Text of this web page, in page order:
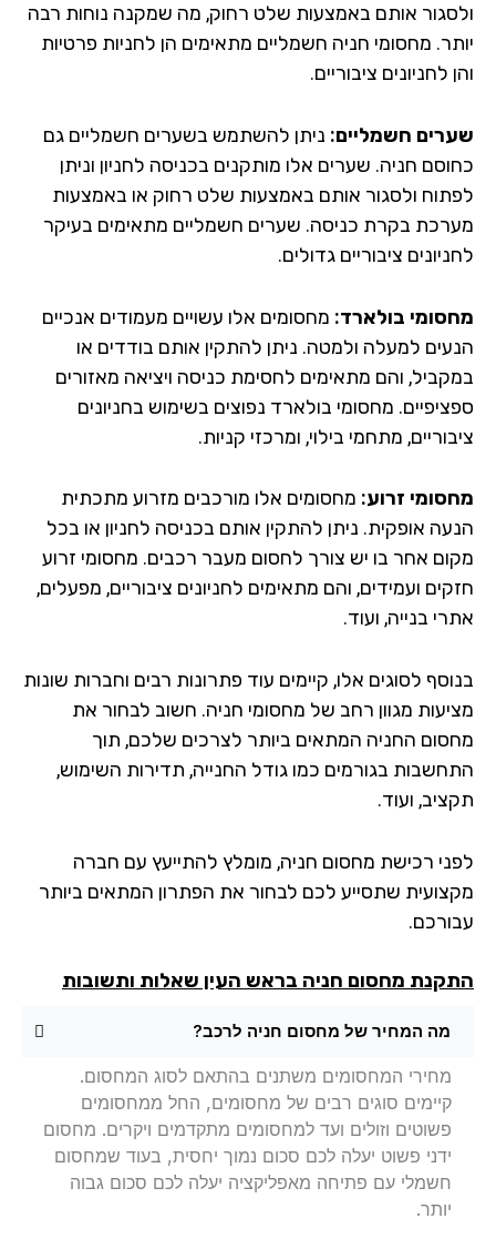
אותם באמצעות שלט רחוק, מה שמקנה נוחות רבה
מחסומי חניה חשמליים מתאימים הן לחניות פרטיות
לחניונים ציבוריים.
חשמליים:ניתן להשתמש בשערים חשמליים גם
חניה. שערים אלו מותקנים בכניסה לחניון וניתן
ולסגור אותם באמצעות שלט רחוק או באמצעות
בקרת כניסה. שערים חשמליים מתאימים בעיקר
ציבוריים גדולים.
בולארד:מחסומים אלו עשויים מעמודים אנכיים
למעלה ולמטה. ניתן להתקין אותם בודדים או
והם מתאימים לחסימת כניסה ויציאה מאזורים
מחסומי בולארד נפוצים בשימוש בחניונים
מתחמי בילוי, ומרכזי קניות.
זרוע:מחסומים אלו מורכבים מזרוע מתכתית
אופקית. ניתן להתקין אותם בכניסה לחניון או בכל
אחר בו יש צורך לחסום מעבר רכבים. מחסומי זרוע
ועמידים, והם מתאימים לחניונים ציבוריים, מפעלים,
בנייה, ועוד.
לסוגים אלו, קיימים עוד פתרונות רבים וחברות שונות
מגוון רחב של מחסומי חניה. חשוב לבחור את
החניה המתאים ביותר לצרכים שלכם, תוך
בגורמים כמו גודל החנייה, תדירות השימוש,
ועוד.
רכישת מחסום חניה, מומלץ להתייעץ עם חברה
שתסייע לכם לבחור את הפתרון המתאים ביותר
מחסום חניהבראש העין שאלות ותשובות
מה המחיר של מחסום חניה לרכב?
מחירי המחסומים משתנים בהתאם לסוג המחסום.
קיימים סוגים רבים של מחסומים, החל ממחסומים
פשוטים וזולים ועד למחסומים מתקדמים ויקרים. מחסום
ידני פשוט יעלה לכם סכום נמוך יחסית, בעוד שמחסום
חשמלי עם פתיחה מאפליקציה יעלה לכם סכום גבוה